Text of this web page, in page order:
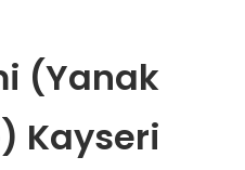
(Yanak
Kayseri